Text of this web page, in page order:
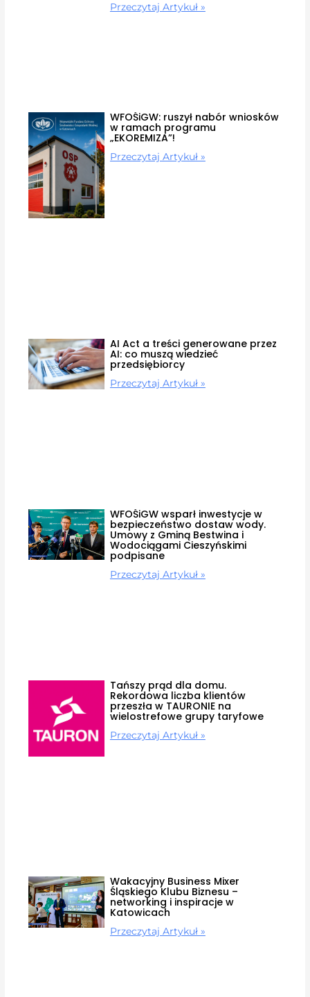
Przeczytaj Artykuł »
WFOŚiGW: ruszył nabór wniosków
w ramach programu
„EKOREMIZA”!
Przeczytaj Artykuł »
AI Act a treści generowane przez
AI: co muszą wiedzieć
przedsiębiorcy
Przeczytaj Artykuł »
WFOŚiGW wsparł inwestycje w
bezpieczeństwo dostaw wody.
Umowy z Gminą Bestwina i
Wodociągami Cieszyńskimi
podpisane
Przeczytaj Artykuł »
Tańszy prąd dla domu.
Rekordowa liczba klientów
przeszła w TAURONIE na
wielostrefowe grupy taryfowe
Przeczytaj Artykuł »
Wakacyjny Business Mixer
Śląskiego Klubu Biznesu –
networking i inspiracje w
Katowicach
Przeczytaj Artykuł »